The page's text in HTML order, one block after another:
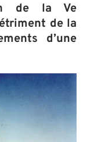
de la Ve
de la
d’une